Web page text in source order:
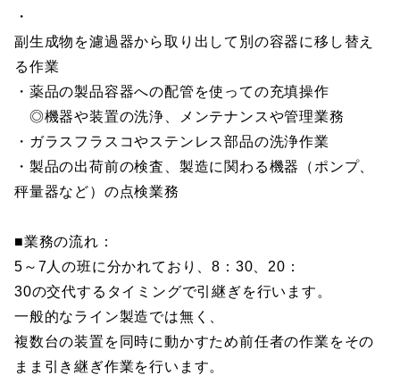
・
副生成物を濾過器から取り出して別の容器に移し替え
る作業
・薬品の製品容器への配管を使っての充填操作
◎機器や装置の洗浄、メンテナンスや管理業務
・ガラスフラスコやステンレス部品の洗浄作業
・製品の出荷前の検査、製造に関わる機器（ポンプ、
秤量器など）の点検業務
■業務の流れ：
5～7人の班に分かれており、8：30、20：
30の交代するタイミングで引継ぎを行います。
一般的なライン製造では無く、
複数台の装置を同時に動かすため前任者の作業をその
まま引き継ぎ作業を行います。